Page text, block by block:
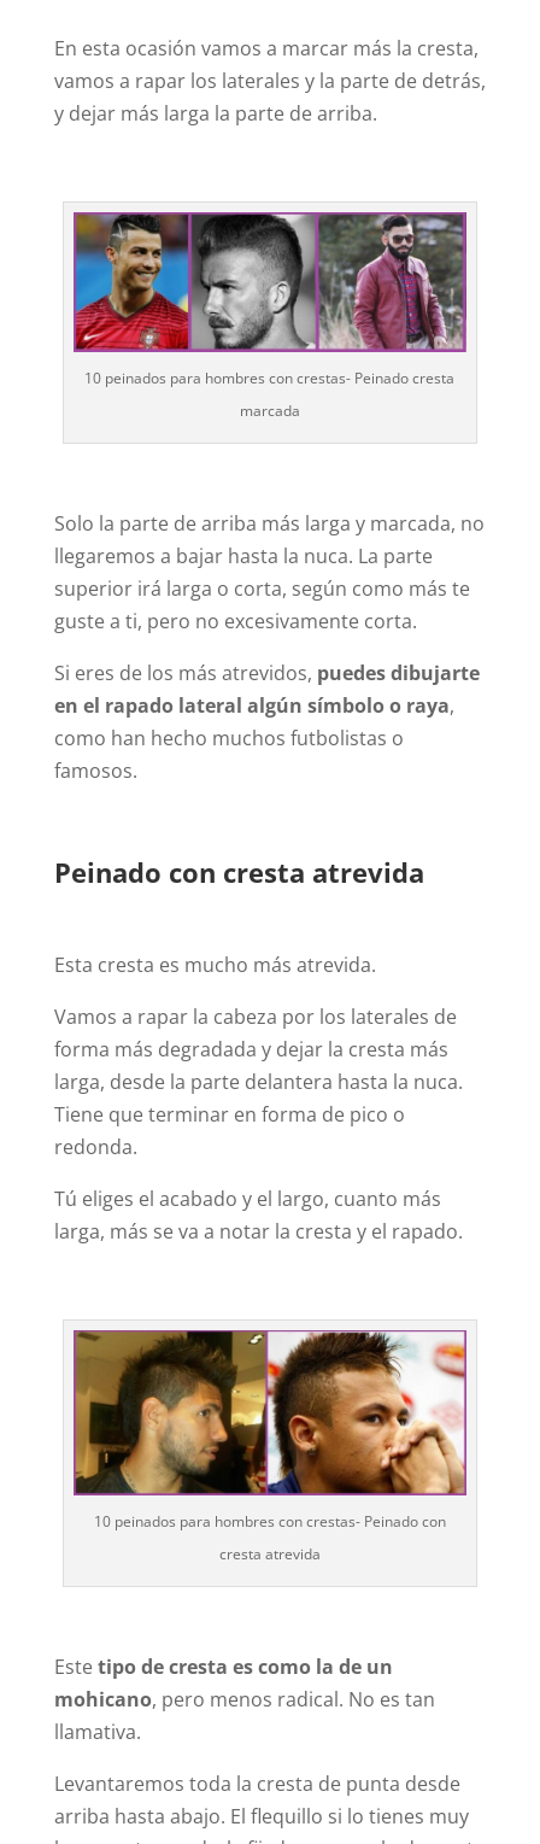
En esta ocasión vamos a marcar más la cresta,
vamos a rapar los laterales y la parte de detrás,
y dejar más larga la parte de arriba.
10 peinados para hombres con crestas- Peinado cresta
marcada
Solo la parte de arriba más larga y marcada, no
llegaremos a bajar hasta la nuca. La parte
superior irá larga o corta, según como más te
guste a ti, pero no excesivamente corta.
Si eres de los más atrevidos, puedes dibujarte
en el rapado lateral algún símbolo o raya,
como han hecho muchos futbolistas o
famosos.
Peinado con cresta atrevida
Esta cresta es mucho más atrevida.
Vamos a rapar la cabeza por los laterales de
forma más degradada y dejar la cresta más
larga, desde la parte delantera hasta la nuca.
Tiene que terminar en forma de pico o
redonda.
Tú eliges el acabado y el largo, cuanto más
larga, más se va a notar la cresta y el rapado.
10 peinados para hombres con crestas- Peinado con
cresta atrevida
Estetipo de cresta es como la de un
mohicano, pero menos radical. No es tan
llamativa.
Levantaremos toda la cresta de punta desde
arriba hasta abajo. El flequillo si lo tienes muy